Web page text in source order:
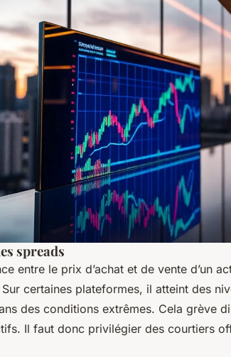
spreads
entre le prix d’achat et de vente d’un
certaines plateformes, il atteint des
des conditions extrêmes. Cela grève
Il faut donc privilégier des courtiers